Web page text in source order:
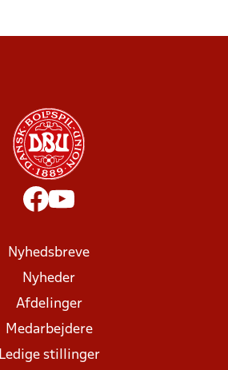
Nyhedsbreve
Nyheder
Afdelinger
Medarbejdere
Ledige stillinger